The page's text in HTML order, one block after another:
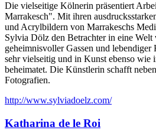
Die vielseitige Kölnerin präsentiert
Marrakesch". Mit ihren
und Acrylbildern von Marrakeschs
Sylvia Dölz den Betrachter in eine
geheimnisvoller Gassen und
sehr vielseitig und in Kunst ebenso wie
beheimatet. Die Künstlerin schafft
Fotografien.
http://www.sylviadoelz.com/
Katharina de le Roi